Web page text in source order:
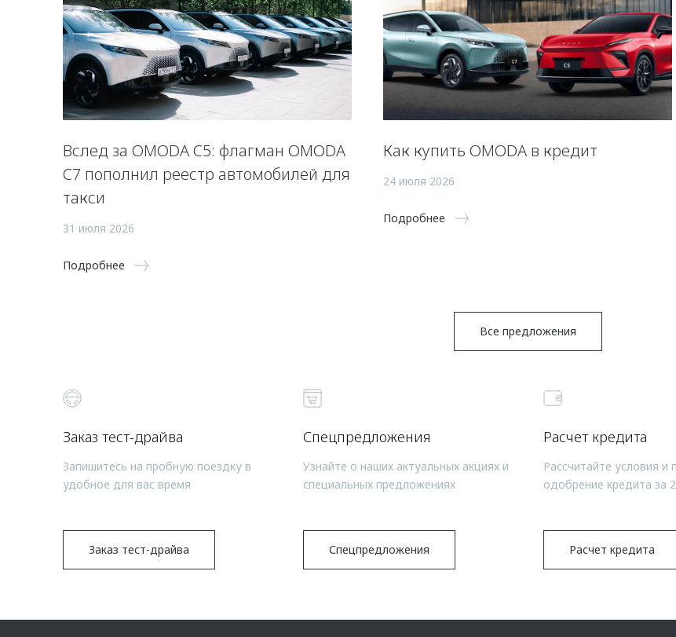
Вслед за OMODA C5: флагман OMODA
C7 пополнил реестр автомобилей для
такси
31 июля 2026
Подробнее
Как купить OMODA в кредит
24 июля 2026
Подробнее
Все предложения
Заказ тест-драйва
Запишитесь на пробную поездку в
удобное для вас время
Заказ тест-драйва
Спецпредложения
Узнайте о наших актуальных акциях и
специальных предложениях
Спецпредложения
Расчет кредита
Рассчитайте условия и
одобрение кредита за
Расчет кредита